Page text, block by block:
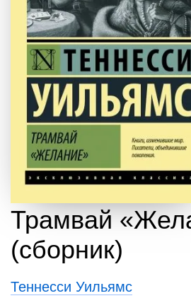
Трамвай
(сборник)
Теннесси Уильямс